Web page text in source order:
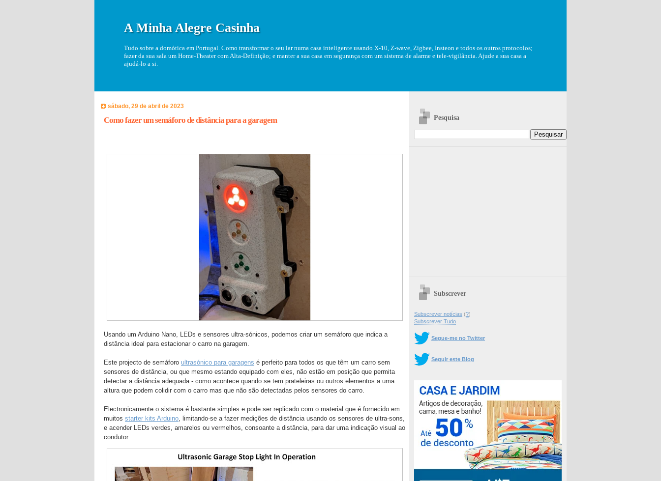
A Minha Alegre Casinha
Tudo sobre a domótica em Portugal. Como transformar o seu lar numa casa inteligente usando X-10, Z-wave, Zigbee, Insteon e todos os outros protocolos;
fazer da sua sala um Home-Theater com Alta-Definição; e manter a sua casa em segurança com um sistema de alarme e tele-vigilância. Ajude a sua casa a
ajudá-lo a si.
sábado, 29 de abril de 2023
Como fazer um semáforo de distância para a garagem
Usando um Arduino Nano, LEDs e sensores ultra-sónicos, podemos criar um semáforo que indica a
distância ideal para estacionar o carro na garagem.
Este projecto de semáforo ultrasónico para garagens é perfeito para todos os que têm um carro sem
sensores de distância, ou que mesmo estando equipado com eles, não estão em posição que permita
detectar a distância adequada - como acontece quando se tem prateleiras ou outros elementos a uma
altura que podem colidir com o carro mas que não são detectadas pelos sensores do carro.
Electronicamente o sistema é bastante simples e pode ser replicado com o material que é fornecido em
muitos starter kits Arduino , limitando-se a fazer medições de distância usando os sensores de ultra-sons,
e acender LEDs verdes, amarelos ou vermelhos, consoante a distância, para dar uma indicação visual ao
condutor.
Pesquisa
Subscrever
Subscrever notícias (?)
Subscrever Tudo
Segue-me no Twitter
Seguir este Blog